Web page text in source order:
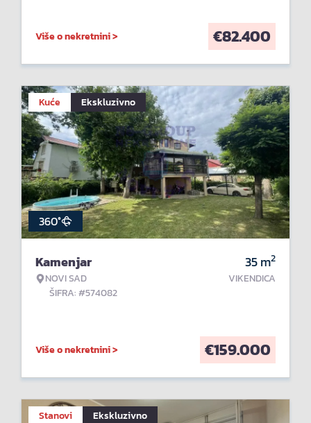
Više o nekretnini > €82.400
Kuće Ekskluzivno
360°
Kamenjar
NOVI SAD
ŠIFRA: #574082
35m2
VIKENDICA
Više o nekretnini > €159.000
Stanovi Ekskluzivno